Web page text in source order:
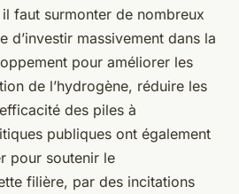
faut surmonter de nombreux
d’investir massivement dans la
pour améliorer les
de l’hydrogène, réduire les
des piles à
publiques ont également
pour soutenir le
filière, par des incitations